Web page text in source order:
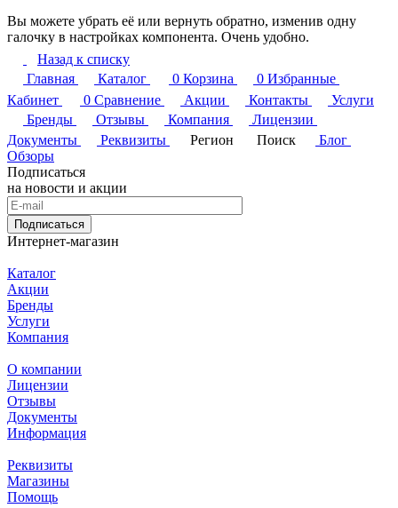
Вы можете убрать её или вернуть обратно, изменив одну
галочку в настройках компонента. Очень удобно.
Назад к списку
Главная
Каталог 0 Корзина 0 Избранные
Кабинет
0 Сравнение Акции Контакты
Услуги
Бренды
Отзывы Компания
Лицензии
Документы
Реквизиты Регион Поиск
Блог
Обзоры
Подписаться
на новости и акции
Подписаться
Интернет-магазин
Каталог
Акции
Бренды
Услуги
Компания
О компании
Лицензии
Отзывы
Документы
Информация
Реквизиты
Магазины
Помощь